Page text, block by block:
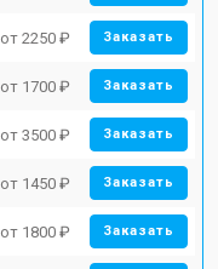
от 2250 ₽ Заказать
от 1700 ₽ Заказать
от 3500 ₽ Заказать
от 1450 ₽ Заказать
от 1800 ₽ Заказать